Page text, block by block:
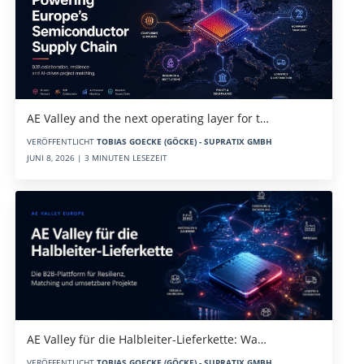
AE Valley and the next operating layer for t…
VERÖFFENTLICHT TOBIAS GOECKE (GÖCKE) - SUPRATIX GMBH
JUNI 8, 2026 | 3 MINUTEN LESEZEIT
AE Valley für die Halbleiter-Lieferkette: Wa…